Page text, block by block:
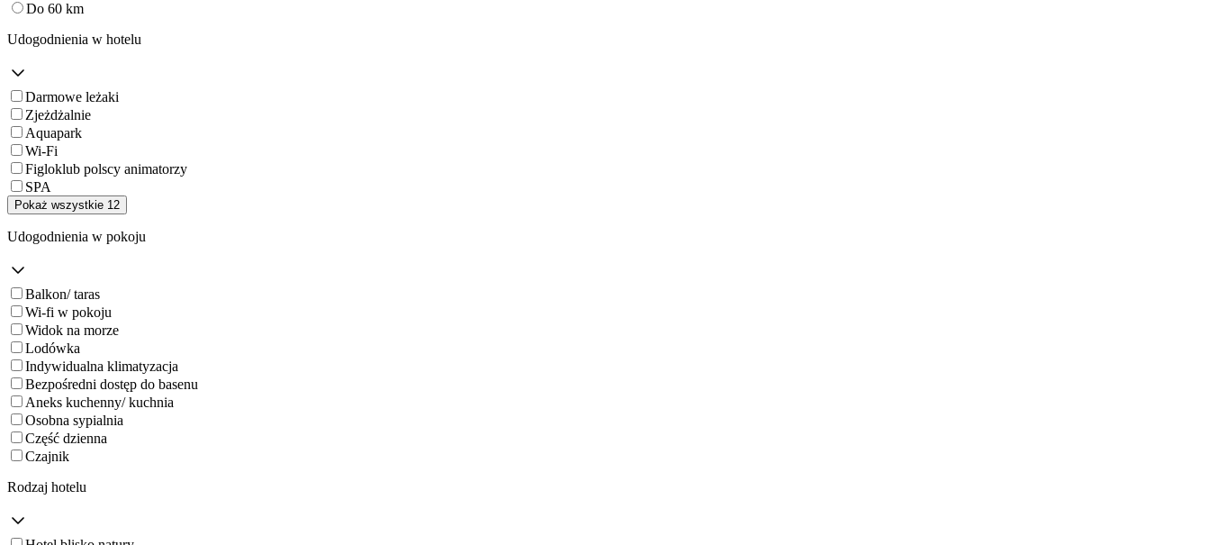
Do 60 km
Udogodnienia w hotelu
Darmowe leżaki
Zjeżdżalnie
Aquapark
Wi-Fi
Figloklub polscy animatorzy
SPA
Pokaż wszystkie 12
Udogodnienia w pokoju
Balkon/ taras
Wi-fi w pokoju
Widok na morze
Lodówka
Indywidualna klimatyzacja
Bezpośredni dostęp do basenu
Aneks kuchenny/ kuchnia
Osobna sypialnia
Część dzienna
Czajnik
Rodzaj hotelu